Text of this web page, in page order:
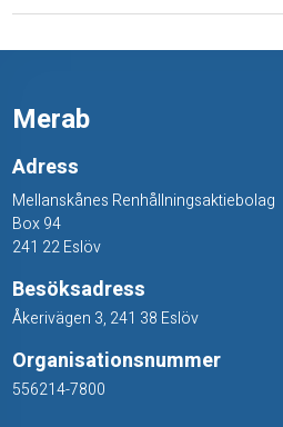
h
e
Merab
Adress
Mellanskånes Renhållningsaktiebolag
Box 94
241 22 Eslöv
Besöksadress
Åkerivägen 3, 241 38 Eslöv
Organisationsnummer
556214-7800